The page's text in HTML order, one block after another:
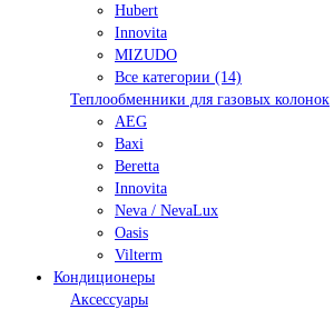
Hubert
Innovita
MIZUDO
Все категории (14)
Теплообменники для газовых колонок
AEG
Baxi
Beretta
Innovita
Neva / NevaLux
Oasis
Vilterm
Кондиционеры
Аксессуары